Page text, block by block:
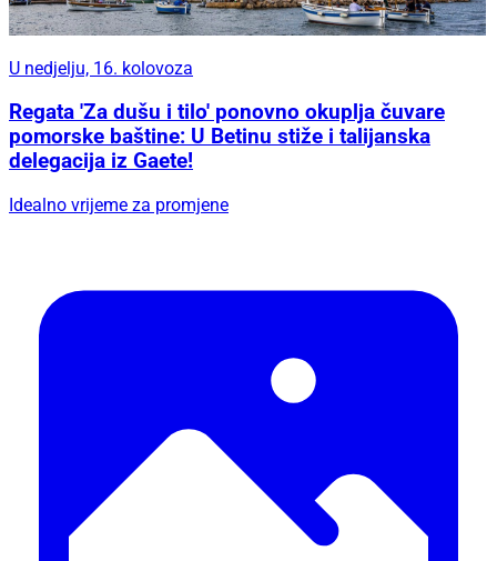
U nedjelju, 16. kolovoza
Regata 'Za dušu i tilo' ponovno okuplja čuvare
pomorske baštine: U Betinu stiže i talijanska
delegacija iz Gaete!
Idealno vrijeme za promjene